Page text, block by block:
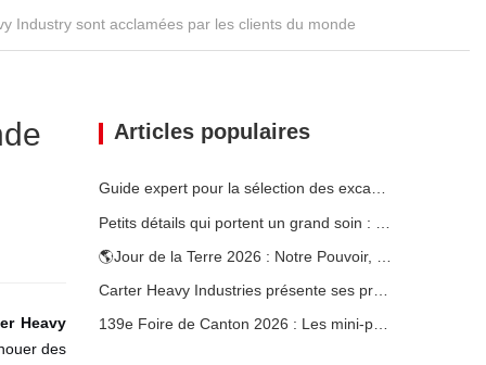
Heavy
des
Articles populaires
Guide expert pour la sélection des excavatrices Carter (0,6 t à 60 t) pour une efficacité optimale sur le chantier
139e Foire de Canton 2026 : Les mini-pelles de Carter Heavy Industry au stand 12.0B35